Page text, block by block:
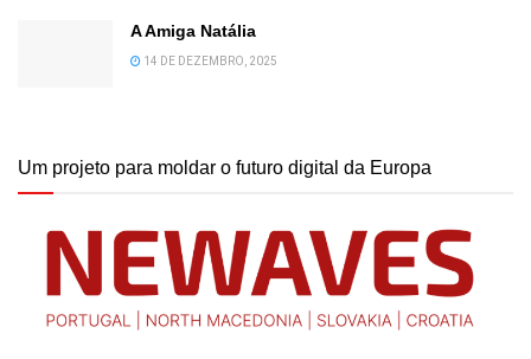
A Amiga Natália
14 DE DEZEMBRO, 2025
Um projeto para moldar o futuro digital da Europa